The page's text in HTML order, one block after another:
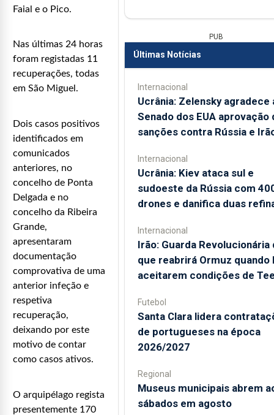
Faial e o Pico.
Nas últimas 24 horas
foram registadas 11
recuperações, todas
em São Miguel.
Dois casos positivos
identificados em
comunicados
anteriores, no
concelho de Ponta
Delgada e no
concelho da Ribeira
Grande,
apresentaram
documentação
comprovativa de uma
anterior infeção e
respetiva
recuperação,
deixando por este
motivo de contar
como casos ativos.
O arquipélago regista
presentemente 170
PUB
Últimas Notícias
Internacional
Ucrânia: Zelensky agradece
Senado dos EUA aprovação
sanções contra Rússia e
Internacional
Ucrânia: Kiev ataca sul e
sudoeste da Rússia com
drones e danifica duas
Internacional
Irão: Guarda Revolucionária
que reabrirá Ormuz quando
aceitarem condições de
Futebol
Santa Clara lidera
de portugueses na época
2026/2027
Regional
Museus municipais abrem
sábados em agosto